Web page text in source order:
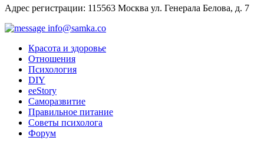
Адрес регистрации: 115563 Москва ул. Генерала Белова, д. 7
info@samka.co
Красота и здоровье
Отношения
Психология
DIY
ееStory
Саморазвитие
Правильное питание
Советы психолога
Форум